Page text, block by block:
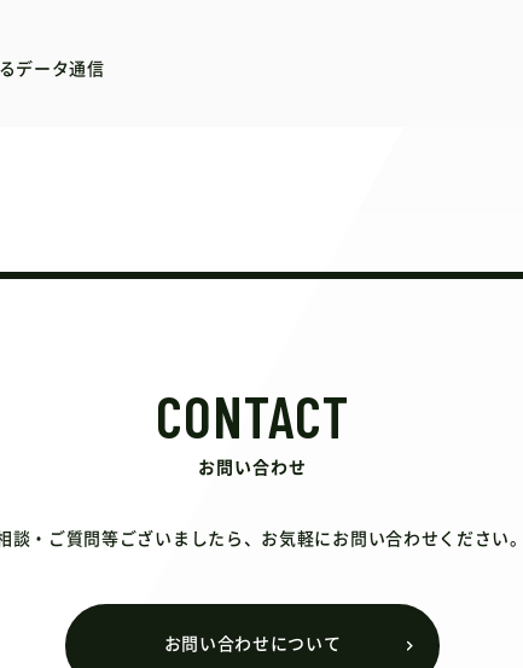
データ通信
CONTACT
お問い合わせ
談・ご質問等ございましたら、お気軽にお問い合わせください
お問い合わせについて